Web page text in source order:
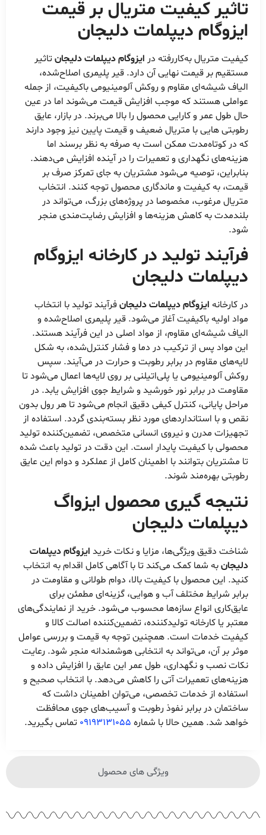
ویژگی های محصول
تاثیر کیفیت متریال بر قیمت
ایزوگام دیپلمات دلیجان
کیفیت متریال به‌کاررفته در ایزوگام دیپلمات دلیجانتاثیر
مستقیم بر قیمت نهایی آن دارد. قیر پلیمری اصلاح‌شده،
الیاف شیشه‌ای مقاوم و روکش آلومینیومی باکیفیت، از جمله
عواملی هستند که موجب افزایش قیمت می‌شوند اما در عین
حال طول عمر و کارایی محصول را بالا می‌برند. در بازار، عایق
رطوبتی هایی با متریال ضعیف و قیمت پایین نیز وجود دارند
که در کوتاه‌مدت ممکن است به صرفه به نظر برسند اما
هزینه‌های نگهداری و تعمیرات را در آینده افزایش می‌دهند.
بنابراین، توصیه می‌شود مشتریان به جای تمرکز صرف بر
قیمت، به کیفیت و ماندگاری محصول توجه کنند. انتخاب
متریال مرغوب، مخصوصا در پروژه‌های بزرگ، می‌تواند در
بلندمدت به کاهش هزینه‌ها و افزایش رضایت‌مندی منجر
شود.
فرآیند تولید در کارخانه ایزوگام
دیپلمات دلیجان
در کارخانه ایزوگام دیپلمات دلیجانفرآیند تولید با انتخاب
مواد اولیه باکیفیت آغاز می‌شود. قیر پلیمری اصلاح‌شده و
الیاف شیشه‌ای مقاوم، از مواد اصلی در این فرآیند هستند.
این مواد پس از ترکیب در دما و فشار کنترل‌شده، به شکل
لایه‌های مقاوم در برابر رطوبت و حرارت در می‌آیند. سپس
روکش آلومینیومی یا پلی‌اتیلنی بر روی لایه‌ها اعمال می‌شود تا
مقاومت در برابر نور خورشید و شرایط جوی افزایش یابد. در
مراحل پایانی، کنترل کیفی دقیق انجام می‌شود تا هر رول بدون
نقص و با استانداردهای مورد نظر بسته‌بندی گردد. استفاده از
تجهیزات مدرن و نیروی انسانی متخصص، تضمین‌کننده تولید
محصولی با کیفیت پایدار است. این دقت در تولید باعث شده
تا مشتریان بتوانند با اطمینان کامل از عملکرد و دوام این عایق
رطوبتی بهره‌مند شوند.
نتیجه گیری محصول ایزواگ
دیپلمات دلیجان
شناخت دقیق ویژگی‌ها، مزایا و نکات خرید ایزوگام دیپلمات
دلیجانبه شما کمک می‌کند تا با آگاهی کامل اقدام به انتخاب
کنید. این محصول با کیفیت بالا، دوام طولانی و مقاومت در
برابر شرایط مختلف آب و هوایی، گزینه‌ای مطمئن برای
عایق‌کاری انواع سازه‌ها محسوب می‌شود. خرید از نمایندگی‌های
معتبر یا کارخانه تولیدکننده، تضمین‌کننده اصالت کالا و
کیفیت خدمات است. همچنین توجه به قیمت و بررسی عوامل
موثر بر آن، می‌تواند به انتخابی هوشمندانه منجر شود. رعایت
نکات نصب و نگهداری، طول عمر این عایق را افزایش داده و
هزینه‌های تعمیرات آتی را کاهش می‌دهد. با انتخاب صحیح و
استفاده از خدمات تخصصی، می‌توان اطمینان داشت که
ساختمان در برابر نفوذ رطوبت و آسیب‌های جوی محافظت
خواهد شد. همین حالا با شماره 09193131055 تماس بگیرید.